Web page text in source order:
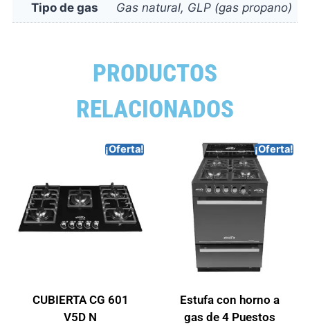
Tipo de gas Gas natural, GLP (gas propano)
PRODUCTOS
RELACIONADOS
¡Oferta!
CUBIERTA CG 601
V5D N
¡Oferta!
Estufa con horno a
gas de 4 Puestos